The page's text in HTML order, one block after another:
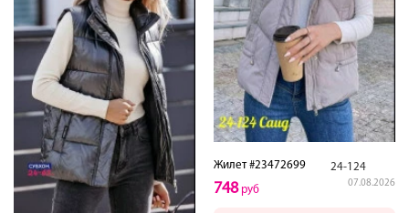
Жилет #23472699 24-124
07.08.2026
748руб